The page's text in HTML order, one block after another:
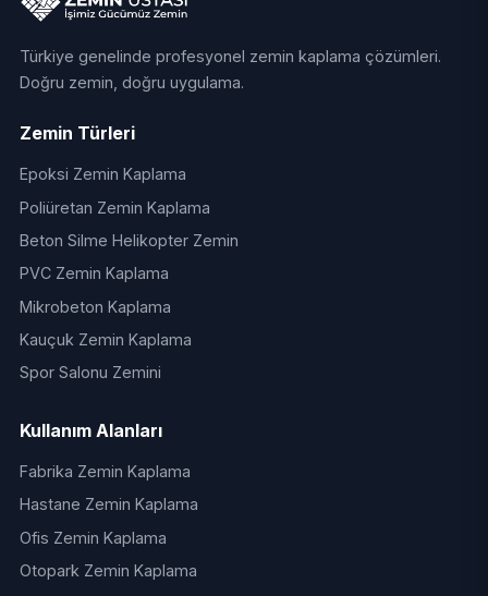
Türkiye genelinde profesyonel zemin kaplama çözümleri.
Doğru zemin, doğru uygulama.
Zemin Türleri
Epoksi Zemin Kaplama
Poliüretan Zemin Kaplama
Beton Silme Helikopter Zemin
PVC Zemin Kaplama
Mikrobeton Kaplama
Kauçuk Zemin Kaplama
Spor Salonu Zemini
Kullanım Alanları
Fabrika Zemin Kaplama
Hastane Zemin Kaplama
Ofis Zemin Kaplama
Otopark Zemin Kaplama